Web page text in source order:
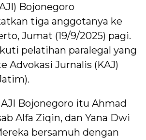
Bojonegoro
tiga anggotanya ke
Jumat (19/9/2025) pagi.
pelatihan paralegal yang
Advokasi Jurnalis (KAJ)
Bojonegoro itu Ahmad
Alfa Ziqin, dan Yana Dwi
bersamuh dengan